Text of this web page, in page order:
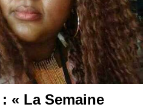
« La Semaine